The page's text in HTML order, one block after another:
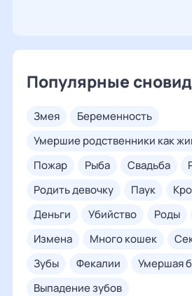
Популярные
змея
беременность
умершие родственники как
пожар
рыба свадьба
родить девочку
паук
деньги
убийство роды
измена
много кошек
зубы
фекалии
умершая
выпадение зубов